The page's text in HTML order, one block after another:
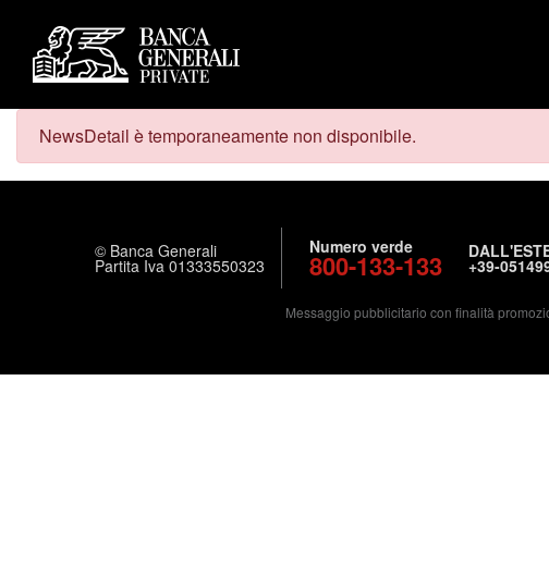
NewsDetail è temporaneamente non disponibile.
© Banca Generali
Partita Iva 01333550323
Numero verde
800-133-133 +39-
Messaggio pubblicitario con finalità